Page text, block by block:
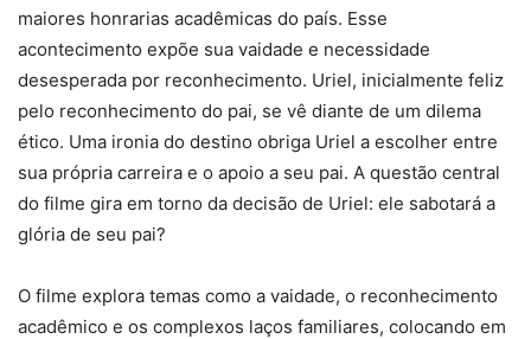
maiores honrarias acadêmicas do país. Esse
acontecimento expõe sua vaidade e necessidade
desesperada por reconhecimento. Uriel, inicialmente feliz
pelo reconhecimento do pai, se vê diante de um dilema
ético. Uma ironia do destino obriga Uriel a escolher entre
sua própria carreira e o apoio a seu pai. A questão central
do filme gira em torno da decisão de Uriel: ele sabotará a
glória de seu pai?
O filme explora temas como a vaidade, o reconhecimento
acadêmico e os complexos laços familiares, colocando em